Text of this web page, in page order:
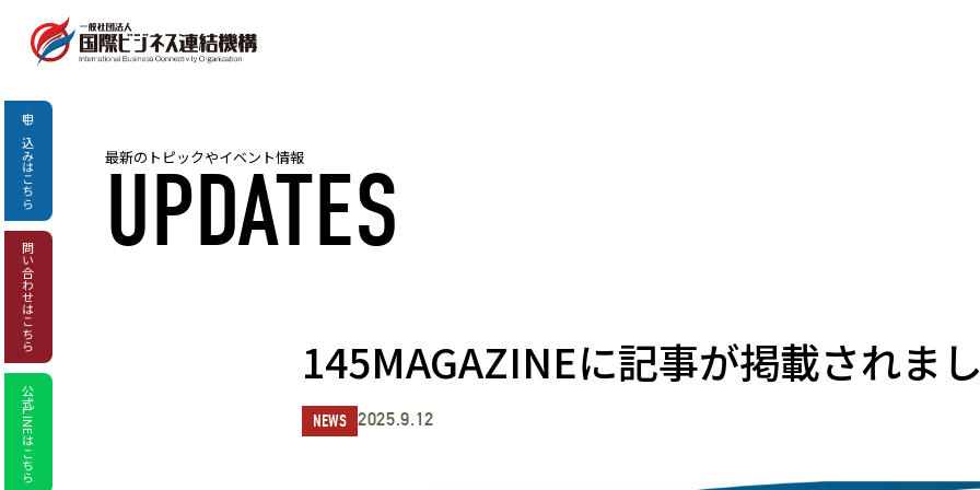
申し込み
はこちら
問い合わせ
はこちら
公式LINEはこちら
最新のトピックやイベント情報
UPDATES
145MAGAZINEに記事が掲載されま
NEWS 2025.9.12